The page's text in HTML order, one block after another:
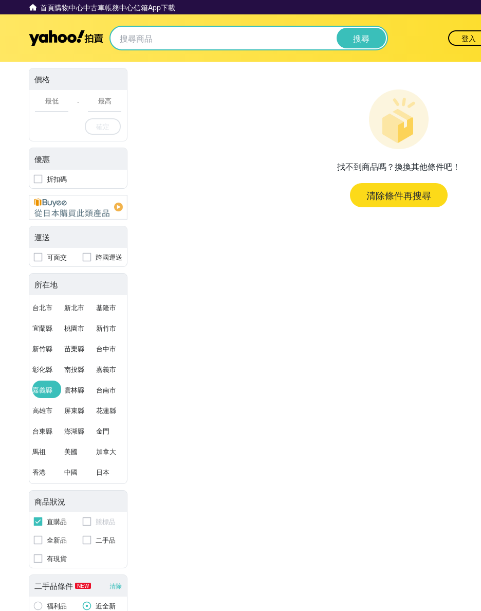
首頁購物中心中古車帳務中心信箱App下載
Yahoo拍賣 搜尋 登入
價格
-
確定
優惠
折扣碼
運送
可面交 跨國運送
所在地
台北市 新北市 基隆市
宜蘭縣 桃園市 新竹市
新竹縣 苗栗縣 台中市
彰化縣 南投縣 嘉義市
嘉義縣 雲林縣 台南市
高雄市 屏東縣 花蓮縣
台東縣 澎湖縣 金門
馬祖 美國 加拿大
香港 中國 日本
商品狀況
直購品
競標品
全新品
二手品
有現貨
二手品條件 NEW 清除
福利品
近全新
找不到商品嗎？換換其他條件吧！
清除條件再搜尋